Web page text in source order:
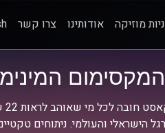
מוזיקה אודותינו צרו קשר
המקסימום
הישראלי והעולמי. ניתוחים